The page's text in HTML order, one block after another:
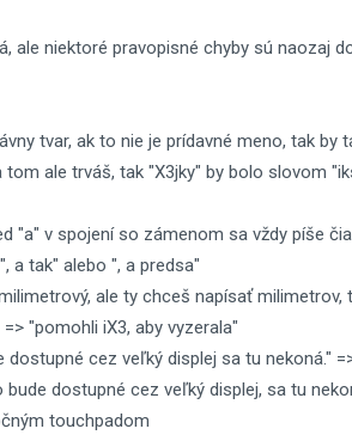
ale niektoré pravopisné chyby sú naozaj
tvar, ak to nie je prídavné meno, tak by
tom ale trváš, tak "X3jky" by bolo slovom
"a" v spojení so zámenom sa vždy píše
a tak" alebo ", a predsa"
ale ty chceš napísať milimetrov,
"pomohli iX3, aby vyzerala"
cez veľký displej sa tu nekoná."
dostupné cez veľký displej, sa tu
touchpadom